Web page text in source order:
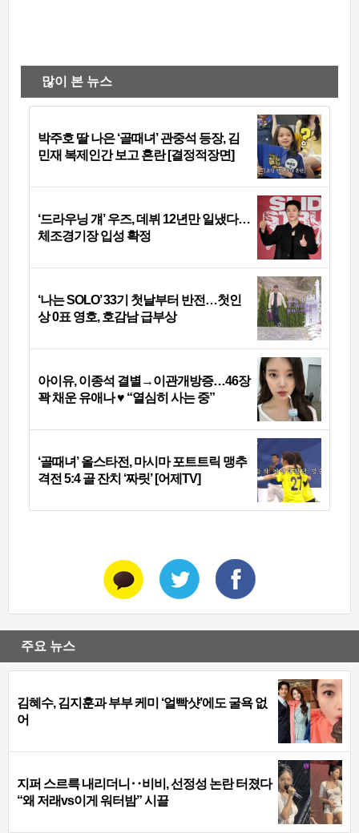
많이 본 뉴스
박주호 딸 나은 ‘골때녀’ 관중석 등장, 김
민재 복제인간 보고 혼란 [결정적장면]
‘드라우닝 걔’ 우즈, 데뷔 12년만 일냈다…
체조경기장 입성 확정
‘나는 SOLO’ 33기 첫날부터 반전…첫인
상 0표 영호, 호감남 급부상
아이유, 이종석 결별→이관개방증…46장
꽉 채운 유애나 ♥ “열심히 사는 중”
‘골때녀’ 올스타전, 마시마 포트트릭 맹추
격전 5:4 골 잔치 ‘짜릿’ [어제TV]
주요 뉴스
김혜수, 김지훈과 부부 케미 ‘얼빡샷’에도 굴욕 없
어
지퍼 스르륵 내리더니‥비비, 선정성 논란 터졌다
“왜 저래vs이게 워터밤” 시끌